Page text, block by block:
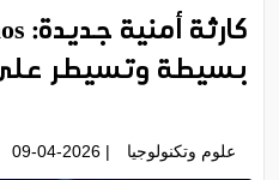
بسيطة وتسيطر على
علوم وتكنولوجيا | 09-04-2026